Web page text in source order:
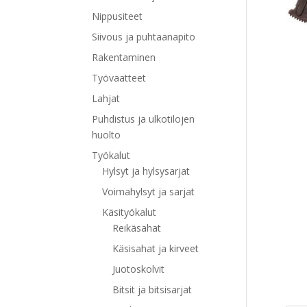
Nippusiteet
Siivous ja puhtaanapito
Rakentaminen
Työvaatteet
Lahjat
Puhdistus ja ulkotilojen
huolto
Työkalut
Hylsyt ja hylsysarjat
Voimahylsyt ja sarjat
Käsityökalut
Reikäsahat
Käsisahat ja kirveet
Juotoskolvit
Bitsit ja bitsisarjat